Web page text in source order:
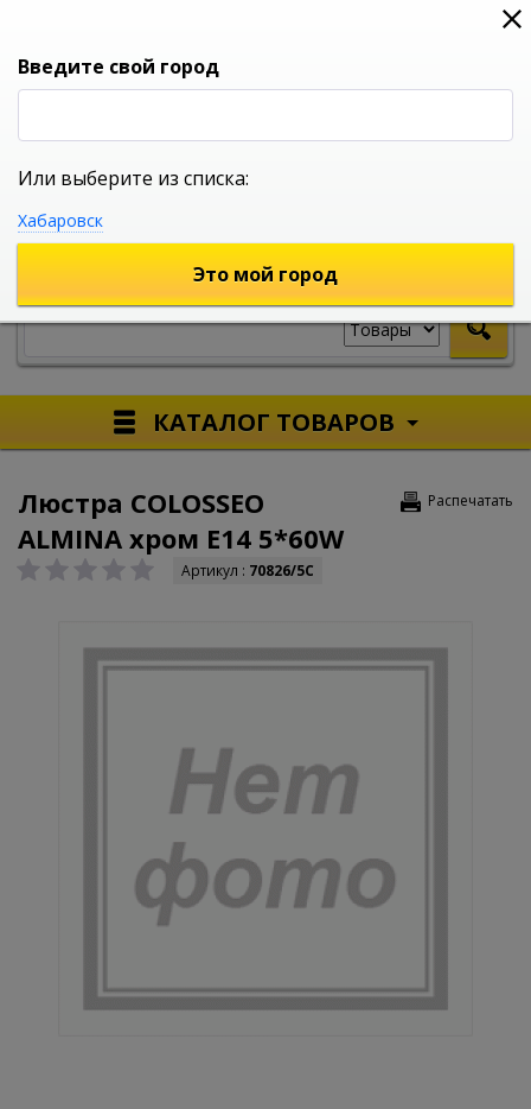
0
УНИВЕРСАЛЬНЫЙ ИНТЕРНЕТ МАГАЗИН
КАТАЛОГ ТОВАРОВ
Распечатать
Люстра COLOSSEO
ALMINA хром E14 5*60W
Артикул : 70826/5C
Введите свой город
Или выберите из списка:
Хабаровск
Это мой город